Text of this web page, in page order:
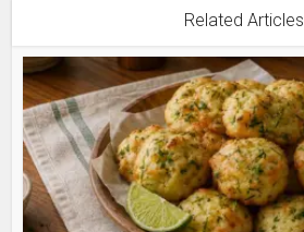
Related Articles